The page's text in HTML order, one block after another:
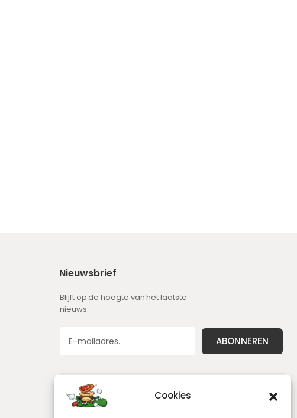
Cookies
Nieuwsbrief
Blijft op de hoogte van het laatste
nieuws.